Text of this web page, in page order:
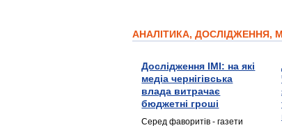
АНАЛІТИКА, ДОСЛІДЖЕННЯ,
Дослідження ІМІ: на які
медіа чернігівська
влада витрачає
бюджетні гроші
Серед фаворитів - газети